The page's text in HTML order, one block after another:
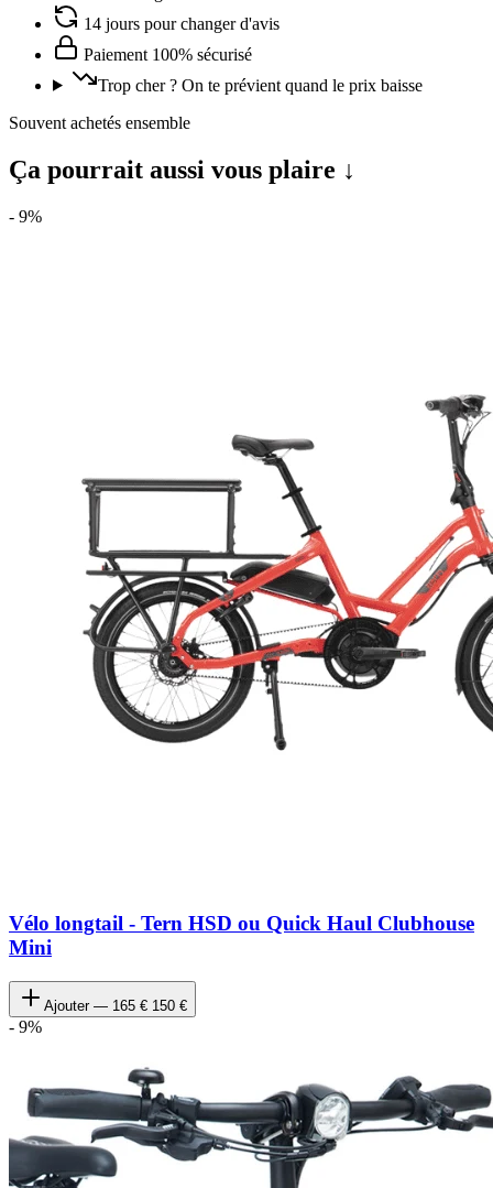
14 jours pour changer d'avis
Paiement 100% sécurisé
Trop cher ? On te prévient quand le prix baisse
Souvent achetés ensemble
Ça pourrait aussi vous plaire ↓
- 9%
Vélo longtail - Tern HSD ou Quick Haul Clubhouse
Mini
Ajouter — 165 € 150 €
- 9%